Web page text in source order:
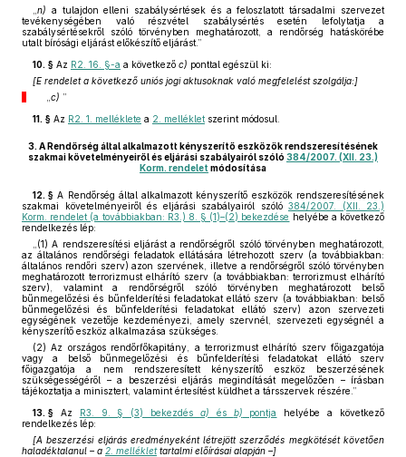
n) a tulajdon elleni szabálysértések és a feloszlatott társadalmi szervezet
tevékenységében való részvétel szabálysértés esetén lefolytatja a
szabálysértésekről szóló törvényben meghatározott, a rendőrség hatáskörébe
utalt bírósági eljárást előkészítő eljárást.”
10. § Az R2. 16. §-a a következő c) ponttal egészül ki:
[E rendelet a következő uniós jogi aktusoknak való megfelelést szolgálja:]
c) ”
11. § Az R2. 1. melléklete a 2. melléklet szerint módosul.
3. A Rendőrség által alkalmazott kényszerítő eszközök rendszeresítésének
szakmai követelményeiről és eljárási szabályairól szóló 384/2007. (XII. 23.)
Korm. rendelet módosítása
12. § A Rendőrség által alkalmazott kényszerítő eszközök rendszeresítésének
szakmai követelményeiről és eljárási szabályairól szóló 384/2007. (XII. 23.)
Korm. rendelet (a továbbiakban: R3.) 8. § (1)–(2) bekezdése helyébe a következő
rendelkezés lép:
„(1) A rendszeresítési eljárást a rendőrségről szóló törvényben meghatározott,
az általános rendőrségi feladatok ellátására létrehozott szerv (a továbbiakban:
általános rendőri szerv) azon szervének, illetve a rendőrségről szóló törvényben
meghatározott terrorizmust elhárító szerv (a továbbiakban: terrorizmust elhárító
szerv), valamint a rendőrségről szóló törvényben meghatározott belső
bűnmegelőzési és bűnfelderítési feladatokat ellátó szerv (a továbbiakban: belső
bűnmegelőzési és bűnfelderítési feladatokat ellátó szerv) azon szervezeti
egységének vezetője kezdeményezi, amely szervnél, szervezeti egységnél a
kényszerítő eszköz alkalmazása szükséges.
(2) Az országos rendőrfőkapitány, a terrorizmust elhárító szerv főigazgatója
vagy a belső bűnmegelőzési és bűnfelderítési feladatokat ellátó szerv
főigazgatója a nem rendszeresített kényszerítő eszköz beszerzésének
szükségességéről – a beszerzési eljárás megindítását megelőzően – írásban
tájékoztatja a minisztert, valamint értesítést küldhet a társszervek részére.”
13. § Az R3. 9. § (3) bekezdés a) és b) pontja
helyébe a következő
rendelkezés lép:
[A beszerzési eljárás eredményeként létrejött szerződés megkötését követően
haladéktalanul – a 2. melléklettartalmi előírásai alapján –]